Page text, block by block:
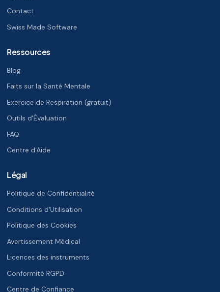
Contact
Swiss Made Software
Ressources
Blog
Faits sur la Santé Mentale
Exercice de Respiration (gratuit)
Outils d'Évaluation
FAQ
Centre d'Aide
Légal
Politique de Confidentialité
Conditions d'Utilisation
Politique des Cookies
Avertissement Médical
Licences des instruments
Conformité RGPD
Centre de Confiance